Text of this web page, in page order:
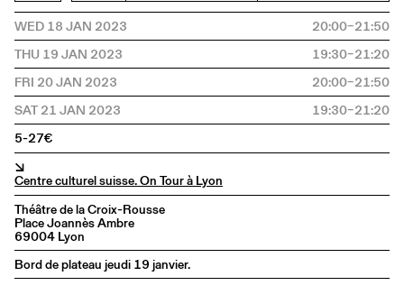
WED 18 JAN 2023
20:00–21:50
THU 19 JAN 2023
19:30–21:20
FRI 20 JAN 2023
20:00–21:50
SAT 21 JAN 2023
19:30–21:20
5-27€
↘
Centre culturel suisse. On Tour à Lyon
Théâtre de la Croix-Rousse
Place Joannès Ambre
69004 Lyon
Bord de plateau jeudi 19 janvier.